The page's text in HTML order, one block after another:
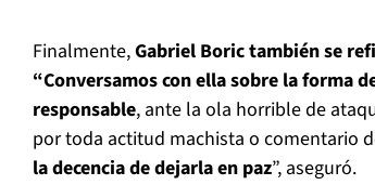
Finalmente,Gabriel Boric también se
“Conversamos con ella sobre la forma
responsable, ante la ola horrible de
por toda actitud machista o comentario
la decencia de dejarla en paz”, aseguró.